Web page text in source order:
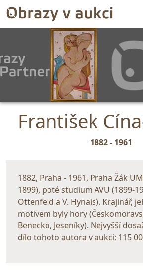
František
1882 - 1961
1882, Praha - 1961, Praha Žák
1899), poté studium AVU (1899-
Ottenfeld a V. Hynais). Krajinář,
motivem byly hory
Benecko, Jeseníky). Nejvyšší
dílo tohoto autora v aukci: 115